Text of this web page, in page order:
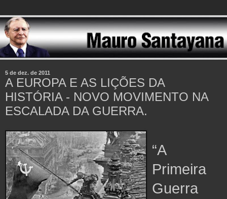
5 de dez. de 2011
A EUROPA E AS LIÇÕES DA
HISTÓRIA - NOVO MOVIMENTO NA
ESCALADA DA GUERRA.
“A
Primeira
Guerra